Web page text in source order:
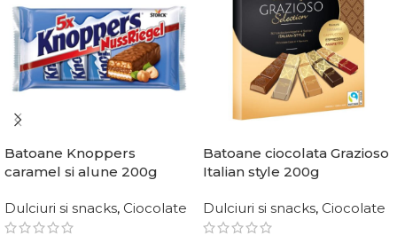
Batoane Knoppers
caramel si alune 200g
Dulciuri si snacks, Ciocolate
Batoane ciocolata Grazioso
Italian style 200g
Dulciuri si snacks, Ciocolate